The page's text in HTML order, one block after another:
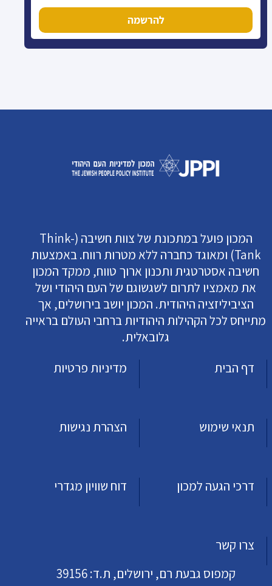
להרשמה
המכון פועל במתכונת של צוות חשיבה (Think-
Tank) ומאוגד כחברה ללא מטרות רווח. באמצעות
חשיבה אסטרטגית ותכנון ארוך טווח, ממקד המכון
את מאמציו לתרום לשגשוגם של העם היהודי ושל
הציביליזציה היהודית. המכון יושב בירושלים, אך
מתייחס לכל הקהילות היהודיות ברחבי העולם בראייה
גלובאלית.
דף הבית
מדיניות פרטיות
תנאי שימוש הצהרת נגישות
דרכי הגעה למכון דוח שוויון מגדרי
צרו קשר
קמפוס גבעת רם, ירושלים, ת.ד: 39156